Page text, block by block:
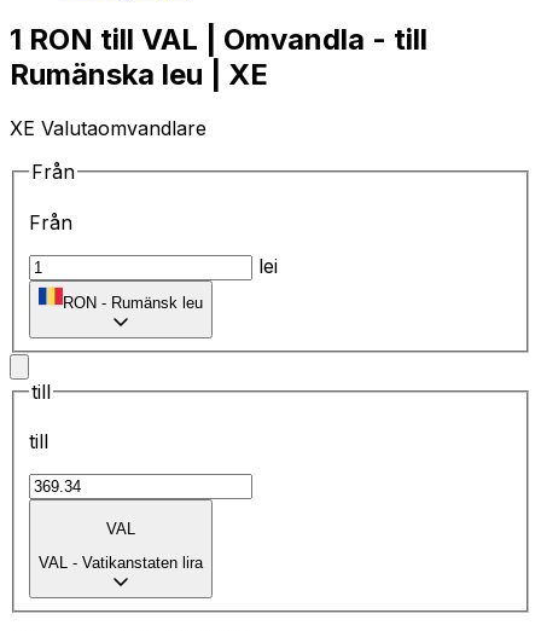
1 RON till VAL | Omvandla - till
Rumänska leu | XE
XE Valutaomvandlare
Från
Från
lei
RON - Rumänsk leu
till
till
VAL
VAL - Vatikanstaten lira